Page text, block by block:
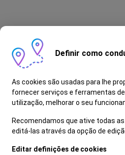
Definir como
As cookies são usadas para lhe
fornecer serviços e ferramentas
utilização, melhorar o seu
Recomendamos que ative todas
editá-las através da opção de
Editar definições de cookies